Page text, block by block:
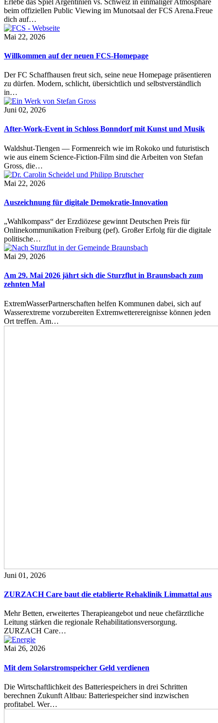
beim offiziellen Public Viewing im Munotsaal der FCS Arena.Freue
dich auf…
Mai 22, 2026
Willkommen auf der neuen FCS-Homepage
Der FC Schaffhausen freut sich, seine neue Homepage präsentieren
zu dürfen. Modern, schlicht, übersichtlich und selbstverständlich
in…
Juni 02, 2026
After-Work-Event in Schloss Bonndorf mit Kunst und Musik
Waldshut-Tiengen — Formenreich wie im Rokoko und futuristisch
wie aus einem Science-Fiction-Film sind die Arbeiten von Stefan
Gross, die…
Mai 22, 2026
Auszeichnung für digitale Demokratie-Innovation
„Wahlkompass“ der Erzdiözese gewinnt Deutschen Preis für
Onlinekommunikation Freiburg (pef). Großer Erfolg für die digitale
politische…
Mai 29, 2026
Am 29. Mai 2026 jährt sich die Sturzflut in Braunsbach zum
zehnten Mal
ExtremWasserPartnerschaften helfen Kommunen dabei, sich auf
Wasserextreme vorzubereiten Extremwetterereignisse können jeden
Ort treffen. Am…
Juni 01, 2026
ZURZACH Care baut die etablierte Rehaklinik Limmattal aus
Mehr Betten, erweitertes Therapieangebot und neue chefärztliche
Leitung stärken die regionale Rehabilitationsversorgung.
ZURZACH Care…
Mai 26, 2026
Mit dem Solarstromspeicher Geld verdienen
Die Wirtschaftlichkeit des Batteriespeichers in drei Schritten
berechnen Zukunft Altbau: Batteriespeicher sind inzwischen
profitabel. Wer…